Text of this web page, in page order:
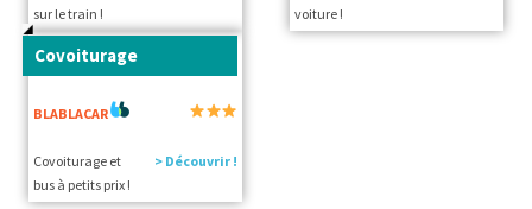
sur le train !
voiture !
Covoiturage
BLABLACAR
Covoiturage et
bus à petits prix !
> Découvrir !